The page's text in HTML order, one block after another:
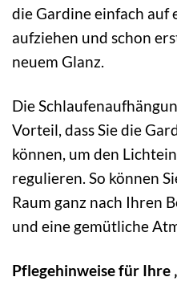
die Gardine einfach auf
aufziehen und schon
neuem Glanz.
Die
Vorteil, dass Sie die
können, um den
regulieren. So können
Raum ganz nach Ihren
und eine gemütliche
Pflegehinweise für Ihre